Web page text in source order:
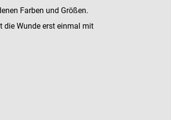
Farben und Größen.
die Wunde erst einmal mit